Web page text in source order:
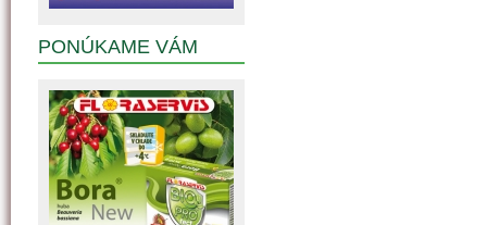
PONÚKAME VÁM